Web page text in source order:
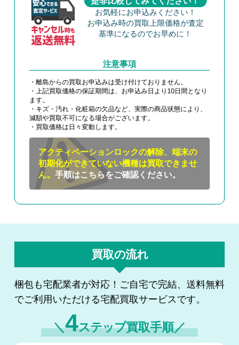
お気軽にお申込みください！
お申込み時の買取上限価格が査定
基準になるのでお早めに！
注意事項
・離島からの買取お申込みは受け付けておりません。
・上記買取価格の保証期間は、お申込み日より10日間となり
ます。
・キズ・汚れ・化粧箱の欠品など、実際の商品状態により、
減額や買取不可になる場合がございます。
・買取価格は日々変動します。
アクティベーションロックの解除、端末の
初期化ができていない機種は買取できませ
ん。手順はこちらをご確認ください。
買取の流れ
梱包も宅配業者が対応！ご自宅で完結、送料無料
でご利用いただける宅配買取サービスです。
＼4ステップ買取手順／